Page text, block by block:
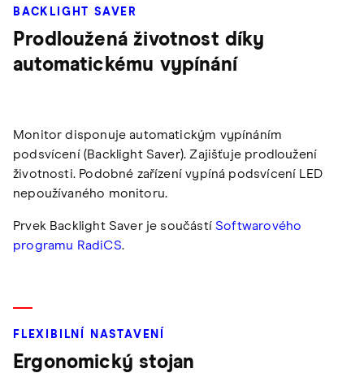
BACKLIGHT SAVER
Prodloužená životnost díky
automatickému vypínání
Monitor disponuje automatickým vypínáním
podsvícení (Backlight Saver). Zajišťuje prodloužení
životnosti. Podobné zařízení vypíná podsvícení LED
nepoužívaného monitoru.
Prvek Backlight Saver je součástí Softwarového
programu RadiCS.
FLEXIBILNÍ NASTAVENÍ
Ergonomický stojan